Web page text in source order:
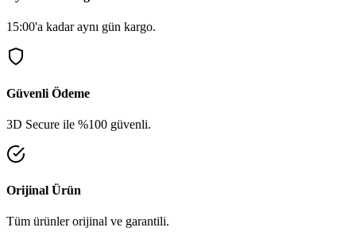
15:00'a kadar aynı gün kargo.
Güvenli Ödeme
3D Secure ile %100 güvenli.
Orijinal Ürün
Tüm ürünler orijinal ve garantili.